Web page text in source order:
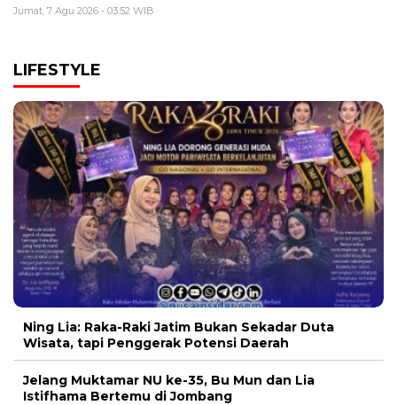
Jumat, 7 Agu 2026 - 03:52 WIB
LIFESTYLE
Ning Lia: Raka-Raki Jatim Bukan Sekadar Duta
Wisata, tapi Penggerak Potensi Daerah
Jelang Muktamar NU ke-35, Bu Mun dan Lia
Istifhama Bertemu di Jombang